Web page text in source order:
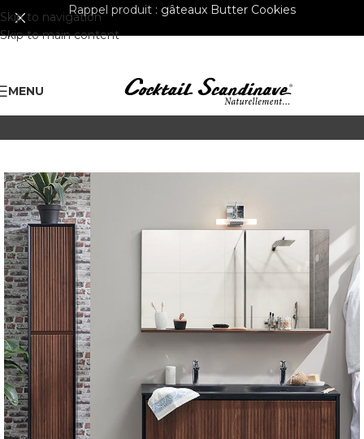
Skip to navigation
Skip to main content
Rappel produit : gâteaux Butter Cookies
MENU